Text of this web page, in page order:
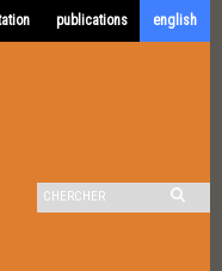
publications english